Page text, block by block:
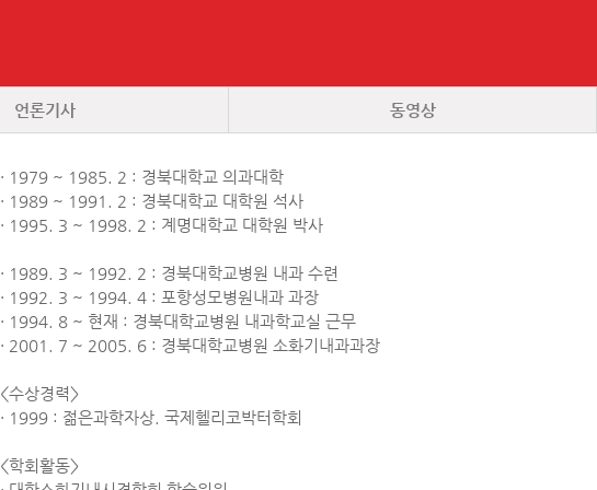
언론기사 동영상
· 1979 ~ 1985. 2 : 경북대학교 의과대학
· 1989 ~ 1991. 2 : 경북대학교 대학원 석사
· 1995. 3 ~ 1998. 2 : 계명대학교 대학원 박사
· 1989. 3 ~ 1992. 2 : 경북대학교병원 내과 수련
· 1992. 3 ~ 1994. 4 : 포항성모병원내과 과장
· 1994. 8 ~ 현재 : 경북대학교병원 내과학교실 근무
· 2001. 7 ~ 2005. 6 : 경북대학교병원 소화기내과과장
<수상경력>
· 1999 : 젊은과학자상. 국제헬리코박터학회
<학회활동>